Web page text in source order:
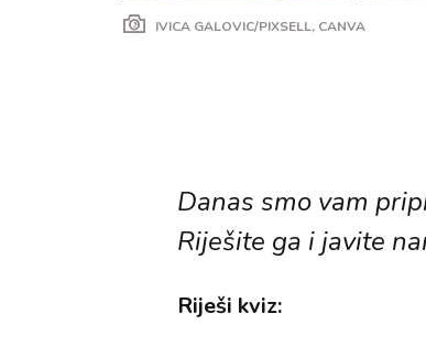
IVICA GALOVIC/PIXSELL, CANVA
Danas smo vam
Riješite ga i javite
Riješi kviz: